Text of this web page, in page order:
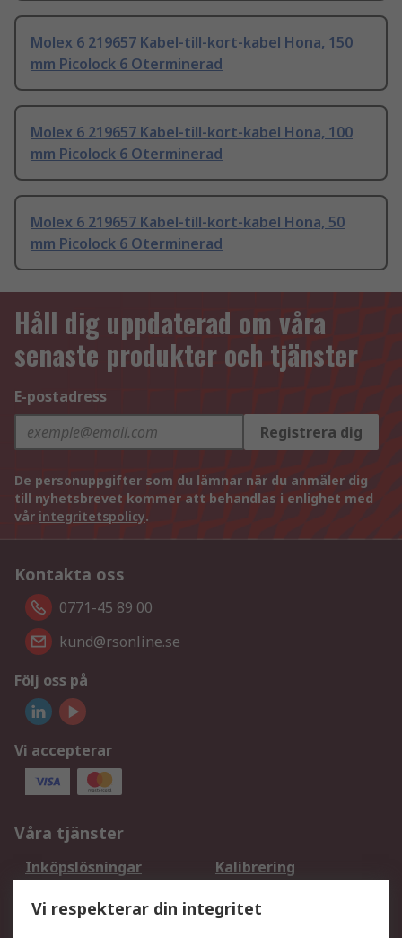
Molex 6 219657 Kabel-till-kort-kabel Hona, 150
mm Picolock 6 Oterminerad
Molex 6 219657 Kabel-till-kort-kabel Hona, 100
mm Picolock 6 Oterminerad
Molex 6 219657 Kabel-till-kort-kabel Hona, 50
mm Picolock 6 Oterminerad
Håll dig uppdaterad om våra
senaste produkter och tjänster
E-postadress
Registrera dig
De personuppgifter som du lämnar när du anmäler dig
till nyhetsbrevet kommer att behandlas i enlighet med
vår integritetspolicy.
Kontakta oss
0771-45 89 00
kund@rsonline.se
Följ oss på
Vi accepterar
Våra tjänster
Inköpslösningar
Kalibrering
DesignSpark
Teknisk Support
Vi respekterar din integritet